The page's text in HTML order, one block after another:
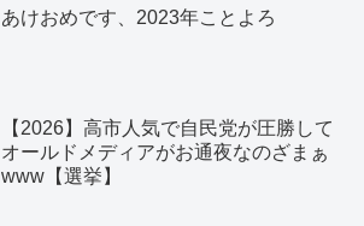
あけおめです、2023年ことよろ
【2026】高市人気で自民党が圧勝して
オールドメディアがお通夜なのざまぁ
www【選挙】